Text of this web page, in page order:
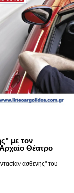
με τον
Θέατρο
ασθενής" του